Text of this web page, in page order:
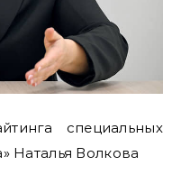
специальных
Наталья Волкова